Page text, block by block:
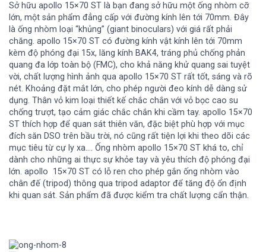
Sở hữu apollo 15×70 ST là bạn đang sở hữu một ống nhòm cỡ
lớn, một sản phẩm đẳng cấp với đường kính lên tới 70mm. Đây
là ống nhòm loại “khủng” (giant binoculars) với giá rất phải
chăng. apollo 15×70 ST có đường kính vật kính lên tới 70mm
kèm độ phóng đại 15x, lăng kính BAK4, tráng phủ chống phản
quang đa lớp toàn bộ (FMC), cho khả năng khử quang sai tuyệt
vời, chất lượng hình ảnh qua apollo 15×70 ST rất tốt, sáng và rõ
nét. Khoảng đặt mắt lớn, cho phép người đeo kính dễ dàng sử
dụng. Thân vỏ kim loại thiết kế chắc chắn với vỏ bọc cao su
chống trượt, tạo cảm giác chắc chắn khi cầm tay. apollo 15×70
ST thích hợp để quan sát thiên văn, đặc biệt phù hợp với mục
đích săn DSO trên bầu trời, nó cũng rất tiện lợi khi theo dõi các
mục tiêu từ cự ly xa…. Ống nhòm apollo 15×70 ST khá to, chỉ
dành cho những ai thực sự khỏe tay và yêu thích độ phóng đại
lớn. apollo 15×70 ST có lỗ ren cho phép gắn ống nhòm vào
chân đế (tripod) thông qua tripod adaptor để tăng độ ổn định
khi quan sát. Sản phẩm đã được kiểm tra chất lượng cẩn thận.